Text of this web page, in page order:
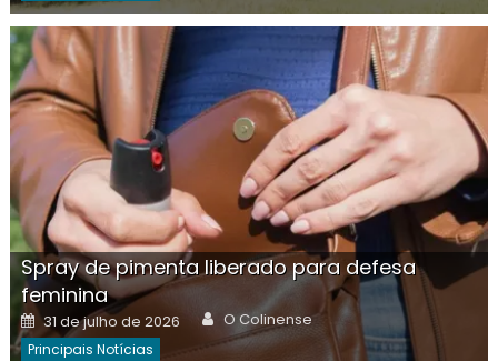
Spray de pimenta liberado para defesa
feminina
Posted
on
31 de julho de 2026 Author
O Colinense
Principais Notícias